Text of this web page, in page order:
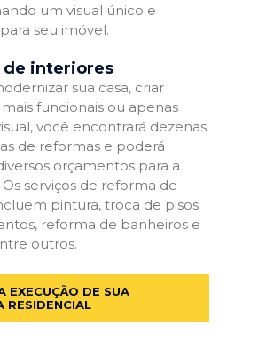
um visual único e
seu imóvel.
de interiores
sua casa, criar
funcionais ou apenas
você encontrará dezenas
de reformas e poderá
orçamentos para a
serviços de reforma de
pintura, troca de pisos
reforma de banheiros e
outros.
EXECUÇÃO DE SUA
RESIDENCIAL